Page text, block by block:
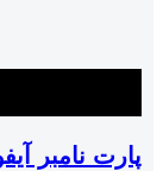
پارت نامبر